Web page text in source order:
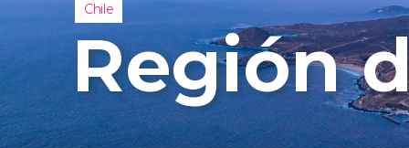
Reino
Chile
Región